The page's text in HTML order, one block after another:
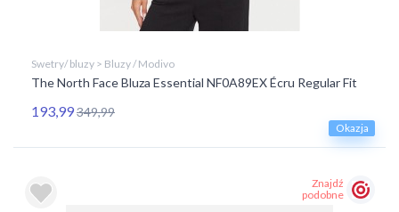
Okazja
Swetry/ bluzy > Bluzy / Modivo
The North Face Bluza Essential NF0A89EX Écru Regular Fit
193,99349,99
Znajdź
podobne